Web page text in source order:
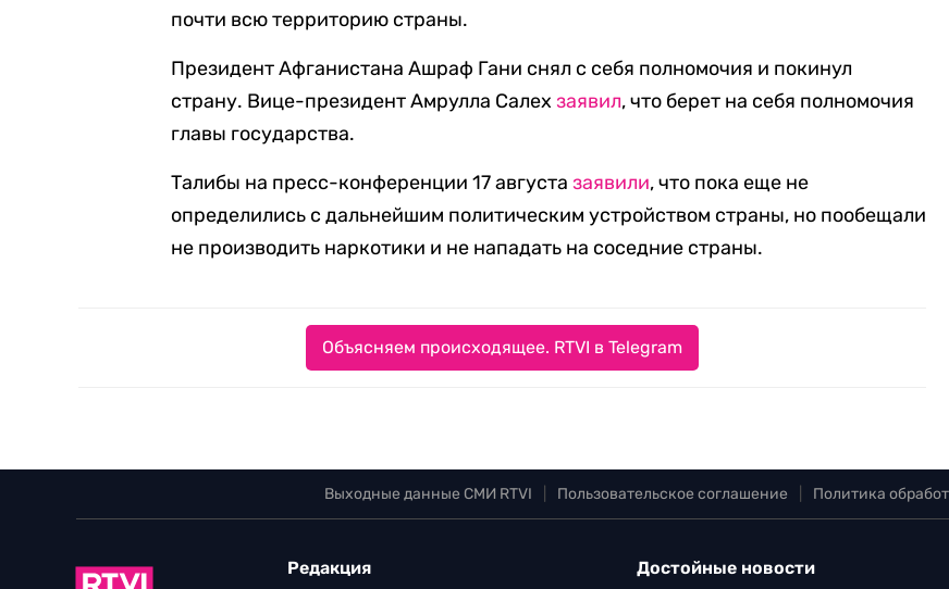
почти всю территорию страны.
Президент Афганистана Ашраф Гани снял с себя полномочия и покинул
страну. Вице-президент Амрулла Салехзаявил, что берет на себя полномочия
главы государства.
Талибы на пресс-конференции 17 августазаявили, что пока еще не
определились с дальнейшим политическим устройством страны, но пообещали
не производить наркотики и не нападать на соседние страны.
Объясняем происходящее. RTVI в Telegram
Выходные данные СМИ RTVI Пользовательское соглашение Политика
Редакция Достойные новости